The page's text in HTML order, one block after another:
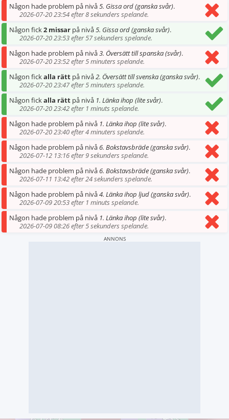
Någon hade problem på nivå5. Gissa ord (ganska svår).
2026-07-20 23:54 efter 8 sekunders spelande.
Någon fick2 missar på nivå5. Gissa ord (ganska svår).
2026-07-20 23:53 efter 57 sekunders spelande.
Någon hade problem på nivå3. Översätt till spanska (svår).
2026-07-20 23:52 efter 5 minuters spelande.
Någon fickalla rätt på nivå2. Översätt till svenska (ganska svår).
2026-07-20 23:47 efter 5 minuters spelande.
Någon fickalla rätt på nivå 1. Länka ihop (lite svår).
2026-07-20 23:42 efter 1 minuts spelande.
Någon hade problem på nivå 1. Länka ihop (lite svår).
2026-07-20 23:40 efter 4 minuters spelande.
Någon hade problem på nivå6. Bokstavsbräde (ganska svår).
2026-07-12 13:16 efter 9 sekunders spelande.
Någon hade problem på nivå6. Bokstavsbräde (ganska svår).
2026-07-11 13:42 efter 24 sekunders spelande.
Någon hade problem på nivå4. Länka ihop ljud (ganska svår).
2026-07-09 20:53 efter 1 minuts spelande.
Någon hade problem på nivå 1. Länka ihop (lite svår).
2026-07-09 08:26 efter 5 sekunders spelande.
ANNONS